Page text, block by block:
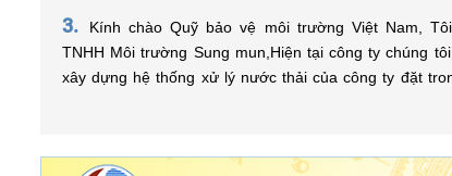
3.
Kính chào Quỹ bảo vệ môi trường Việt Nam, Tôi từ công ty
TNHH Môi trường Sung mun,Hiện tại công ty chúng
xây dựng hệ thống xử lý nước thải của công ty đặt